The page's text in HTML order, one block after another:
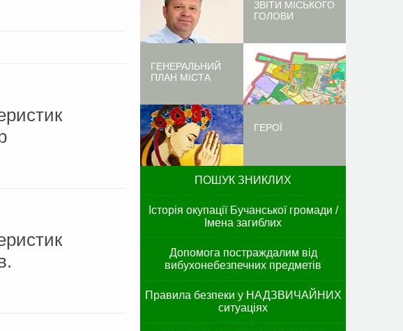
ЗВІТИ МІСЬКОГО
ГОЛОВИ
ГЕНЕРАЛЬНИЙ
ПЛАН МІСТА
ГЕРОЇ
ПОШУК ЗНИКЛИХ
Історія окупації Бучанської громади /
Імена загиблих
Допомога постраждалим від
вибухонебезпечних предметів
Правила безпеки у НАДЗВИЧАЙНИХ
ситуаціях